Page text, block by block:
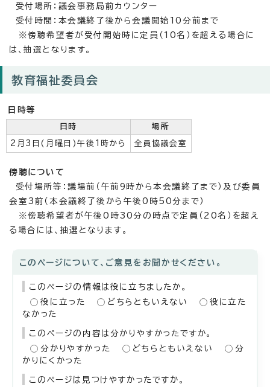
受付場所：議会事務局前カウンター
受付時間：本会議終了後から会議開始10分前まで
※傍聴希望者が受付開始時に定員（10名）を超える場合に
は、抽選となります。
教育福祉委員会
日時等
日時 場所
2月3日(月曜日)午後1時から 全員協議会室
傍聴について
受付場所等：議場前（午前9時から本会議終了まで）及び委員
会室3前（本会議終了後から午後0時50分まで）
※傍聴希望者が午後0時30分の時点で定員（20名）を超え
る場合には、抽選となります。
このページについて、ご意見をお聞かせください。
このページの情報は役に立ちましたか。
役に立った
どちらともいえない
役に立た
なかった
このページの内容は分かりやすかったですか。
分かりやすかった
どちらともいえない
分
かりにくかった
このページは見つけやすかったですか。